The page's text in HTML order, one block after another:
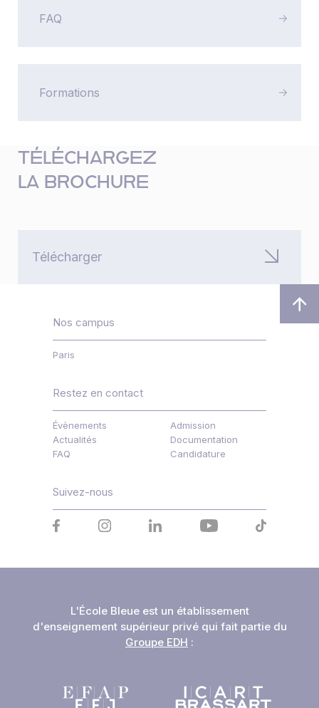
FAQ
Formations
TÉLÉCHARGEZ
LA BROCHURE
Télécharger
Nos campus
Paris
Restez en contact
Évènements
Actualités
FAQ
Admission
Documentation
Candidature
Suivez-nous
L'École Bleue est un établissement
d'enseignement supérieur privé qui fait partie du
Groupe EDH :